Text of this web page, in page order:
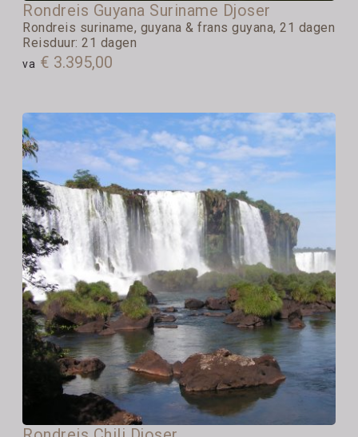
Rondreis Guyana Suriname Djoser
Rondreis suriname, guyana & frans guyana, 21 dagen
Reisduur: 21 dagen
va € 3.395,00